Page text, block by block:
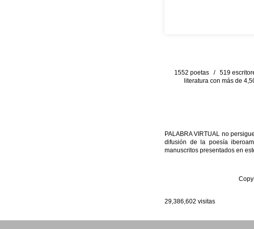
1552 poetas / 519
literatura con más de
PALABRA VIRTUAL no
difusión de la poesía
manuscritos presentados en
29,386,602 visitas